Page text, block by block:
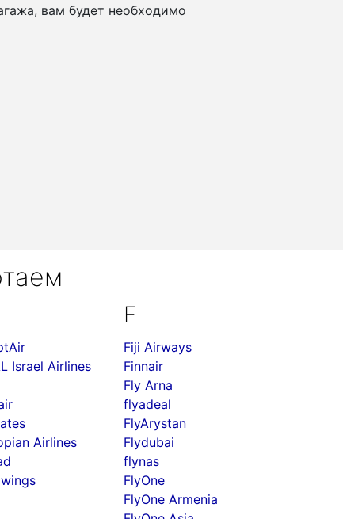
вам будет необходимо
Israel Airlines
Airlines
F
Fiji Airways
Finnair
Fly Arna
flyadeal
FlyArystan
Flydubai
flynas
FlyOne
FlyOne Armenia